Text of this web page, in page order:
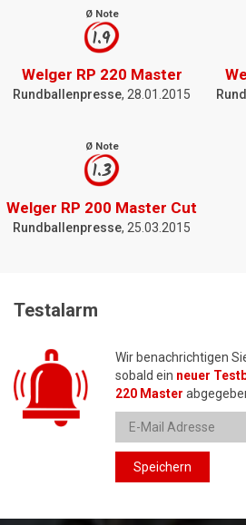
Ø Note
1.9
Welger RP 220 Master
Rundballenpresse, 28.01.2015
Ø Note
1.3
Welger RP 200 Master Cut
Rundballenpresse, 25.03.2015
Testalarm
Wir benachrichtigen
sobald ein neuer
220 Master
Speichern